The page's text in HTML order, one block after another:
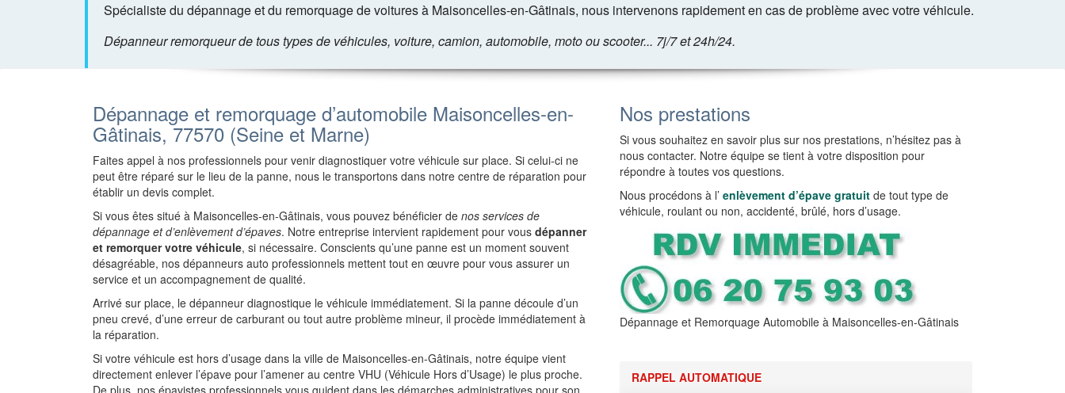
Spécialiste du dépannage et du remorquage de voitures à Maisoncelles-en-Gâtinais, nous intervenons rapidement en cas de problème avec votre véhicule.
Dépanneur remorqueur de tous types de véhicules, voiture, camion, automobile, moto ou scooter... 7j/7 et 24h/24.
Dépannage et remorquage d’automobile Maisoncelles-en-
Gâtinais, 77570 (Seine et Marne)
Faites appel à nos professionnels pour venir diagnostiquer votre véhicule sur place. Si celui-ci ne
peut être réparé sur le lieu de la panne, nous le transportons dans notre centre de réparation pour
établir un devis complet.
Si vous êtes situé à Maisoncelles-en-Gâtinais, vous pouvez bénéficier de nos services de
dépannage et d’enlèvement d’épaves. Notre entreprise intervient rapidement pour vous dépanner
et remorquer votre véhicule, si nécessaire. Conscients qu’une panne est un moment souvent
désagréable, nos dépanneurs auto professionnels mettent tout en œuvre pour vous assurer un
service et un accompagnement de qualité.
Arrivé sur place, le dépanneur diagnostique le véhicule immédiatement. Si la panne découle d’un
pneu crevé, d’une erreur de carburant ou tout autre problème mineur, il procède immédiatement à
la réparation.
Si votre véhicule est hors d’usage dans la ville de Maisoncelles-en-Gâtinais, notre équipe vient
directement enlever l’épave pour l’amener au centre VHU (Véhicule Hors d’Usage) le plus proche.
De plus, nos épavistes professionnels vous guident dans les démarches administratives pour son
Nos prestations
Si vous souhaitez en savoir plus sur nos prestations, n’hésitez pas à
nous contacter. Notre équipe se tient à votre disposition pour
répondre à toutes vos questions.
Nous procédons à l’ enlèvement d’épave gratuit de tout type de
véhicule, roulant ou non, accidenté, brûlé, hors d’usage.
Dépannage et Remorquage Automobile à Maisoncelles-en-Gâtinais
RAPPEL AUTOMATIQUE